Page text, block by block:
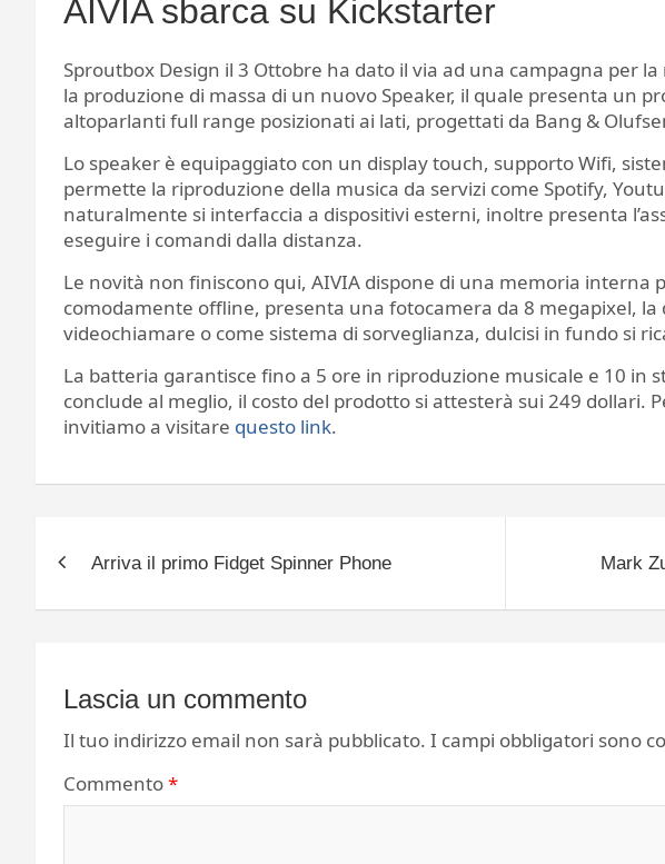
AIVIA sbarca su Kickstarter
Sproutbox Design il 3 Ottobre ha dato il via ad una campagna per
la produzione di massa di un nuovo Speaker, il quale presenta un
altoparlanti full range posizionati ai lati, progettati da Bang &
Lo speaker è equipaggiato con un display touch, supporto Wifi,
permette la riproduzione della musica da servizi come Spotify,
naturalmente si interfaccia a dispositivi esterni, inoltre presenta
eseguire i comandi dalla distanza.
Le novità non finiscono qui, AIVIA dispone di una memoria interna
comodamente offline, presenta una fotocamera da 8 megapixel, la
videochiamare o come sistema di sorveglianza, dulcisi in fundo si
La batteria garantisce fino a 5 ore in riproduzione musicale e 10 in
conclude al meglio, il costo del prodotto si attesterà sui 249 dollari.
invitiamo a visitare questo link.
Arriva il primo Fidget Spinner Phone Mark
Lascia un commento
Il tuo indirizzo email non sarà pubblicato. I campi obbligatori sono
Commento*